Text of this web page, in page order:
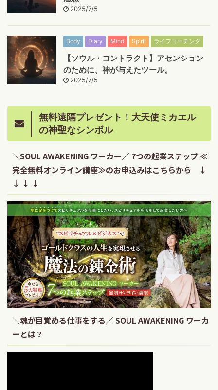
2025/7/5
Body Diary Mind Spirit ライフコーチング
【ソウル・コントラクト】アセンション
のために、神が与えたツール。
2025/7/5
無料遠隔プレゼント！大天使ミカエル
の神聖なシンボル
＼SOUL AWAKENING ワーカー／ 7つの起業ステップ ≪
完全無料オンライン講座≫のお申込みはこちらから ↓
↓ ↓ ↓
＼魂が目覚める仕事をする／ SOUL AWAKENING ワーカ
ーとは？